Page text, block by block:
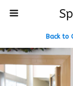
Back to